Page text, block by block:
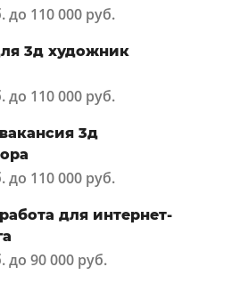
до 110 000 руб.
3д художник
до 110 000 руб.
3д
до 110 000 руб.
для интернет-
до 90 000 руб.